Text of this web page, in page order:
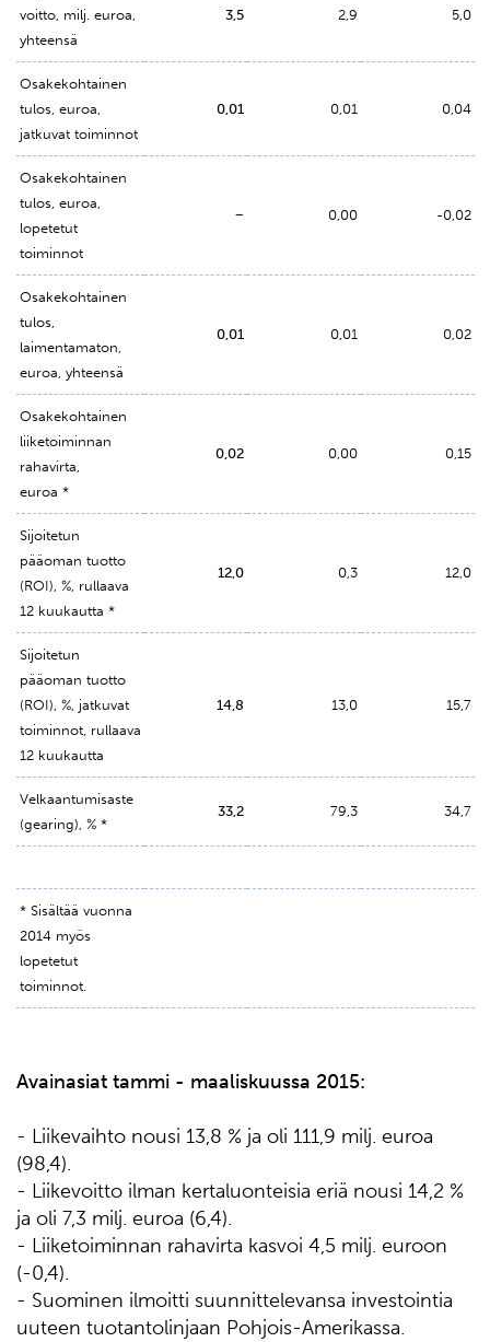
voitto, milj. euroa,
yhteensä
3,5 2,9 5,0
Osakekohtainen
tulos, euroa,
jatkuvat toiminnot
0,01 0,01 0,04
Osakekohtainen
tulos, euroa,
lopetetut
toiminnot
− 0,00 -0,02
Osakekohtainen
tulos,
laimentamaton,
euroa, yhteensä
0,01 0,01 0,02
Osakekohtainen
liiketoiminnan
rahavirta,
euroa *
0,02 0,00 0,15
Sijoitetun
pääoman tuotto
(ROI), %, rullaava
12 kuukautta *
12,0 0,3 12,0
Sijoitetun
pääoman tuotto
(ROI), %, jatkuvat
toiminnot, rullaava
12 kuukautta
14,8 13,0 15,7
Velkaantumisaste
(gearing), % *
33,2 79,3 34,7
* Sisältää vuonna
2014 myös
lopetetut
toiminnot.
Avainasiat tammi - maaliskuussa 2015:
- Liikevaihto nousi 13,8 % ja oli 111,9 milj. euroa
(98,4).
- Liikevoitto ilman kertaluonteisia eriä nousi 14,2 %
ja oli 7,3 milj. euroa (6,4).
- Liiketoiminnan rahavirta kasvoi 4,5 milj. euroon
(-0,4).
- Suominen ilmoitti suunnittelevansa investointia
uuteen tuotantolinjaan Pohjois-Amerikassa.